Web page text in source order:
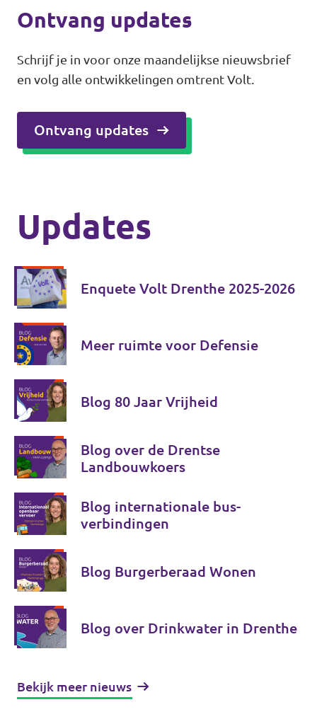
Ontvang updates
Schrijf je in voor onze maandelijkse nieuwsbrief
en volg alle ontwikkelingen omtrent Volt.
Ontvang updates
Updates
Enquete Volt Drenthe 2025-2026
Meer ruimte voor Defensie
Blog 80 Jaar Vrijheid
Blog over de Drentse
Landbouwkoers
Blog internationale bus-
verbindingen
Blog Burgerberaad Wonen
Blog over Drinkwater in Drenthe
Bekijk meer nieuws